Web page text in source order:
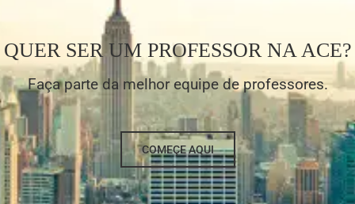
QUER SER UM PROFESSOR NA ACE?
Faça parte da melhor equipe de professores.
COMEÇE AQUI